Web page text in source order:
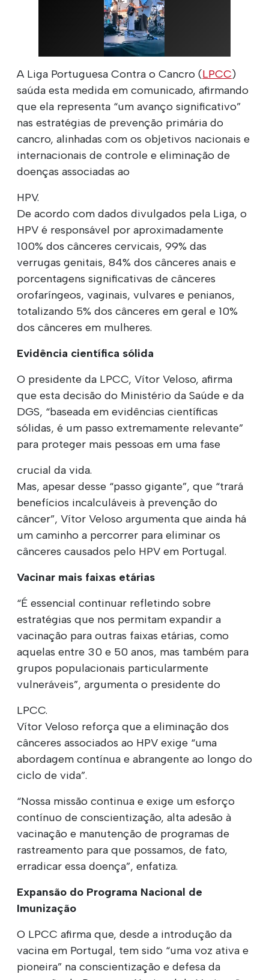
A Liga Portuguesa Contra o Cancro (LPCC)
saúda esta medida em comunicado, afirmando
que ela representa “um avanço significativo”
nas estratégias de prevenção primária do
cancro, alinhadas com os objetivos nacionais e
internacionais de controle e eliminação de
doenças associadas ao
HPV.
De acordo com dados divulgados pela Liga, o
HPV é responsável por aproximadamente
100% dos cânceres cervicais, 99% das
verrugas genitais, 84% dos cânceres anais e
porcentagens significativas de cânceres
orofaríngeos, vaginais, vulvares e penianos,
totalizando 5% dos cânceres em geral e 10%
dos cânceres em mulheres.
Evidência científica sólida
O presidente da LPCC, Vítor Veloso, afirma
que esta decisão do Ministério da Saúde e da
DGS, “baseada em evidências científicas
sólidas, é um passo extremamente relevante”
para proteger mais pessoas em uma fase
crucial da vida.
Mas, apesar desse “passo gigante”, que “trará
benefícios incalculáveis à prevenção do
câncer”, Vítor Veloso argumenta que ainda há
um caminho a percorrer para eliminar os
cânceres causados pelo HPV em Portugal.
Vacinar mais faixas etárias
“É essencial continuar refletindo sobre
estratégias que nos permitam expandir a
vacinação para outras faixas etárias, como
aquelas entre 30 e 50 anos, mas também para
grupos populacionais particularmente
vulneráveis”, argumenta o presidente do
LPCC.
Vítor Veloso reforça que a eliminação dos
cânceres associados ao HPV exige “uma
abordagem contínua e abrangente ao longo do
ciclo de vida”.
“Nossa missão continua e exige um esforço
contínuo de conscientização, alta adesão à
vacinação e manutenção de programas de
rastreamento para que possamos, de fato,
erradicar essa doença”, enfatiza.
Expansão do Programa Nacional de
Imunização
O LPCC afirma que, desde a introdução da
vacina em Portugal, tem sido “uma voz ativa e
pioneira” na conscientização e defesa da